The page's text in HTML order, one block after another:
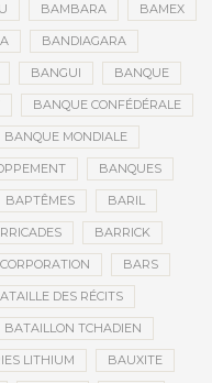
BAMBARA BAMEX
BANDIAGARA
BANGUI BANQUE
BANQUE CONFÉDÉRALE
BANQUE MONDIALE
BANQUES
BAPTÊMES BARIL
BARRICK
BARS
DES RÉCITS
BATAILLON TCHADIEN
LITHIUM BAUXITE